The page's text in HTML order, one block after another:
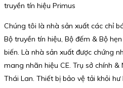
truyền tín hiệu Primus
Chúng tôi là nhà sản xuất các chỉ
Bộ truyền tín hiệu, Bộ đếm & Bộ
biến. Là nhà sản xuất được chứng
mang nhãn hiệu CE. Trụ sở chính
Thái Lan. Thiết bị bảo vệ tải khỏi